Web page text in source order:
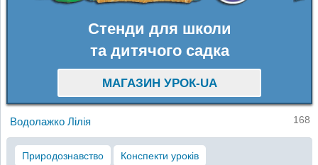
Стенди для школи
та дитячого садка
МАГАЗИН УРОК-UA
Водолажко Лілія 168
Природознавство Конспекти уроків